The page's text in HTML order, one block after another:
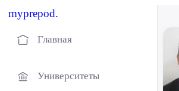
myprepod.
Главная
Университеты